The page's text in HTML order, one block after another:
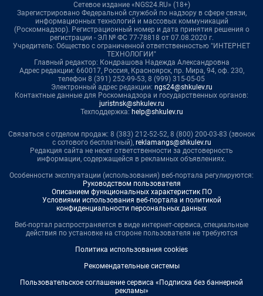
Сетевое издание «NGS24.RU» (18+)
Зарегистрировано Федеральной службой по надзору в сфере связи,
информационных технологий и массовых коммуникаций
(Роскомнадзор). Регистрационный номер и дата принятия решения о
регистрации - ЭЛ № ФС 77-78818 от 07.08.2020 г.
Учредитель: Общество с ограниченной ответственностью "ИНТЕРНЕТ
ТЕХНОЛОГИИ"
Главный редактор: Кондрашова Надежда Александровна
Адрес редакции: 660017, Россия, Красноярск, пр. Мира, 94, оф. 230,
телефон 8 (391) 252-99-53, 8 (999) 315-05-05
Электронный адрес редакции: ngs24@shkulev.ru
Контактные данные для Роскомнадзора и государственных органов:
juristnsk@shkulev.ru
Техподдержка: help@shkulev.ru
Связаться с отделом продаж: 8 (383) 212-52-52, 8 (800) 200-03-83 (звонок
с сотового бесплатный), reklamangs@shkulev.ru
Редакция сайта не несет ответственности за достоверность
информации, содержащейся в рекламных объявлениях.
Особенности эксплуатации (использования) веб-портала регулируются:
Руководством пользователя
Описанием функциональных характеристик ПО
Условиями использования веб-портала и политикой
конфиденциальности персональных данных
Веб-портал распространяется в виде интернет-сервиса, специальные
действия по установке на стороне пользователя не требуются
Политика использования cookies
Рекомендательные системы
Пользовательское соглашение сервиса «Подписка без баннерной
рекламы»